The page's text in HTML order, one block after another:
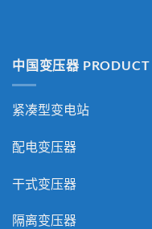
中国变压器 PRODUCT
紧凑型变电站
配电变压器
干式变压器
隔离变压器